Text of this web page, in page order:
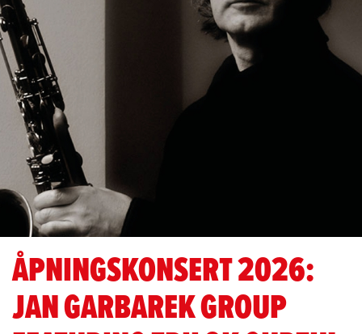
ÅPNINGSKONSERT 2026:
JAN GARBAREK GROUP